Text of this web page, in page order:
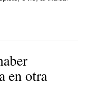
en otra